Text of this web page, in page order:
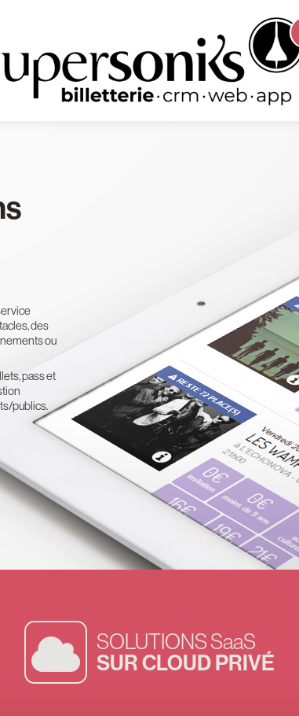
des
ou
pass et
publics.
SOLUTIONS SaaS
SUR CLOUD PRIVÉ